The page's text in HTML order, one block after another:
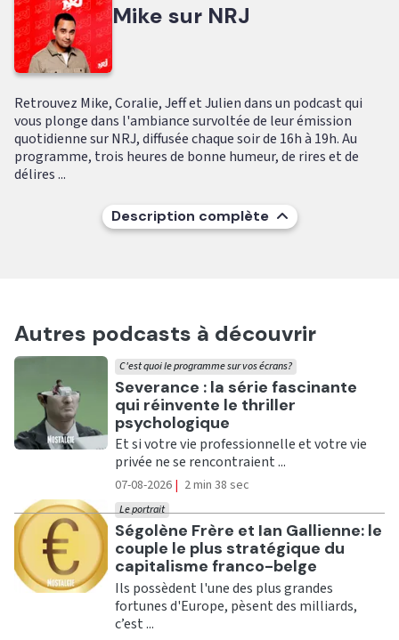
Mike sur NRJ
Retrouvez Mike, Coralie, Jeff et Julien dans un podcast qui
vous plonge dans l'ambiance survoltée de leur émission
quotidienne sur NRJ, diffusée chaque soir de 16h à 19h. Au
programme, trois heures de bonne humeur, de rires et de
délires ...
Description complète
Autres podcasts à découvrir
Ecouter
Severance : la série fascinante
qui réinvente le thriller
psychologique
C'est quoi le programme sur vos écrans?
Et si votre vie professionnelle et votre vie
privée ne se rencontraient ...
07-08-2026 | 2 min 38 sec
Ecouter
Ségolène Frère et Ian Gallienne: le
couple le plus stratégique du
capitalisme franco-belge
Le portrait
Ils possèdent l'une des plus grandes
fortunes d'Europe, pèsent des milliards,
c’est ...